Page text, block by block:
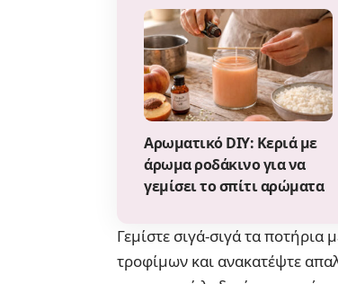
Αρωματικό DIY: Κεριά με
άρωμα ροδάκινο για να
γεμίσει το σπίτι αρώματα
Γεμίστε σιγά-σιγά τα ποτήρια
τροφίμων και ανακατέψτε